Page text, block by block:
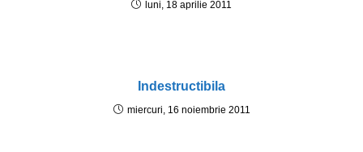
luni, 18 aprilie 2011
Indestructibila
miercuri, 16 noiembrie 2011